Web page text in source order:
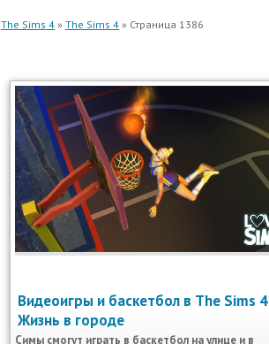
The Sims 4 » The Sims 4 » Страница 1386
Видеоигры и баскетбол в The Sims 4
Жизнь в городе
Cимы смогут играть в баскетбол на улице и в